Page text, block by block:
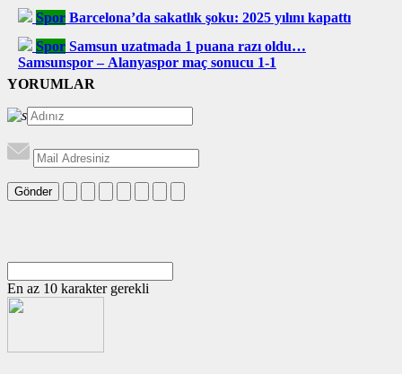
Spor Barcelona’da sakatlık şoku: 2025 yılını kapattı
Spor Samsun uzatmada 1 puana razı oldu…
Samsunspor – Alanyaspor maç sonucu 1-1
YORUMLAR
Gönder
En az 10 karakter gerekli